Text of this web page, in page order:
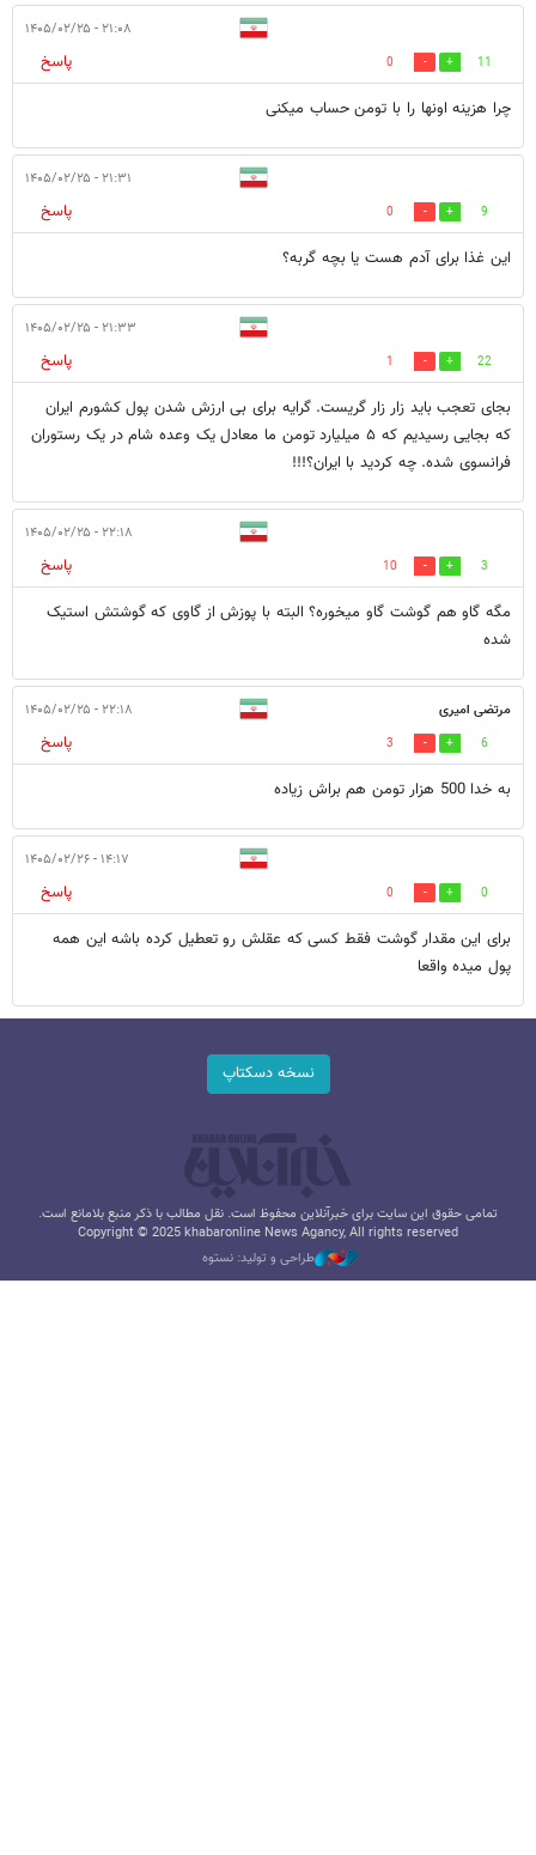
۲۱:۰۸ - ۱۴۰۵/۰۲/۲۵
11
0
پاسخ
چرا هزینه اونها را با تومن حساب میکنی
۲۱:۳۱ - ۱۴۰۵/۰۲/۲۵
9
0
پاسخ
این غذا برای آدم هست یا بچه گربه؟
۲۱:۳۳ - ۱۴۰۵/۰۲/۲۵
22
1
پاسخ
بجای تعجب باید زار زار گریست. گرایه برای بی ارزش شدن پول کشورم ایران
که بجایی رسیدیم که ۵ میلیارد تومن ما معادل یک وعده شام در یک رستوران
فرانسوی شده. چه کردید با ایران؟!!!
۲۲:۱۸ - ۱۴۰۵/۰۲/۲۵
3
10
پاسخ
مگه گاو هم گوشت گاو میخوره؟ البته با پوزش از گاوی که گوشتش استیک
شده
مرتضی امیری ۲۲:۱۸ - ۱۴۰۵/۰۲/۲۵
6
3
پاسخ
به خدا 500 هزار تومن هم براش زیاده
۱۴:۱۷ - ۱۴۰۵/۰۲/۲۶
0
0
پاسخ
برای این مقدار گوشت فقط کسی که عقلش رو تعطیل کرده باشه این همه
پول میده واقعا
نسخه دسکتاپ
تمامی حقوق این سایت برای خبرآنلاین محفوظ است. نقل مطالب با ذکر منبع بلامانع است.
Copyright © 2025 khabaronline News Agancy, All rights reserved
طراحی و تولید: نستوه